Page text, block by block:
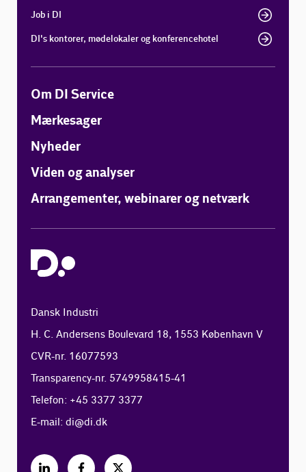
Job i DI
DI's kontorer, mødelokaler og konferencehotel
Om DI Service
Mærkesager
Nyheder
Viden og analyser
Arrangementer, webinarer og netværk
Dansk Industri
H. C. Andersens Boulevard 18, 1553 København V
CVR-nr. 16077593
Transparency-nr. 5749958415-41
Telefon: +45 3377 3377
E-mail:di@di.dk